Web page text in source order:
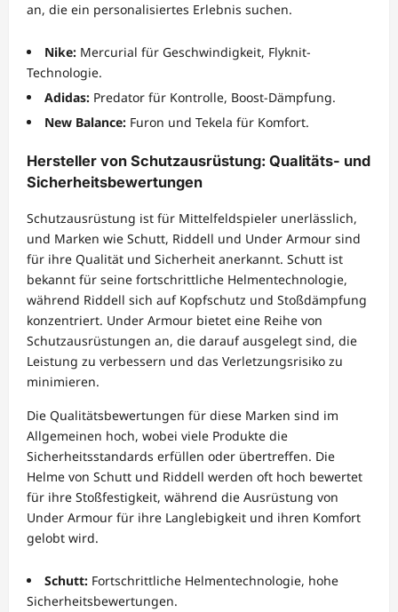
an, die ein personalisiertes Erlebnis suchen.
Nike: Mercurial für Geschwindigkeit, Flyknit-
Technologie.
Adidas: Predator für Kontrolle, Boost-Dämpfung.
New Balance: Furon und Tekela für Komfort.
Hersteller von Schutzausrüstung: Qualitäts- und
Sicherheitsbewertungen
Schutzausrüstung ist für Mittelfeldspieler unerlässlich,
und Marken wie Schutt, Riddell und Under Armour sind
für ihre Qualität und Sicherheit anerkannt. Schutt ist
bekannt für seine fortschrittliche Helmentechnologie,
während Riddell sich auf Kopfschutz und Stoßdämpfung
konzentriert. Under Armour bietet eine Reihe von
Schutzausrüstungen an, die darauf ausgelegt sind, die
Leistung zu verbessern und das Verletzungsrisiko zu
minimieren.
Die Qualitätsbewertungen für diese Marken sind im
Allgemeinen hoch, wobei viele Produkte die
Sicherheitsstandards erfüllen oder übertreffen. Die
Helme von Schutt und Riddell werden oft hoch bewertet
für ihre Stoßfestigkeit, während die Ausrüstung von
Under Armour für ihre Langlebigkeit und ihren Komfort
gelobt wird.
Schutt: Fortschrittliche Helmentechnologie, hohe
Sicherheitsbewertungen.